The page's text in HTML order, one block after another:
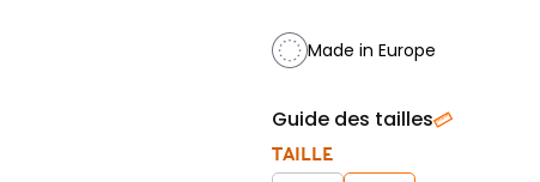
Made in Europe
Guide des tailles
TAILLE